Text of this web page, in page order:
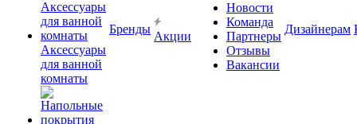
Аксессуары
для ванной
комнаты
Бренды
Акции
Новости
Команда
Партнеры
Отзывы
Вакансии
Дизайнерам